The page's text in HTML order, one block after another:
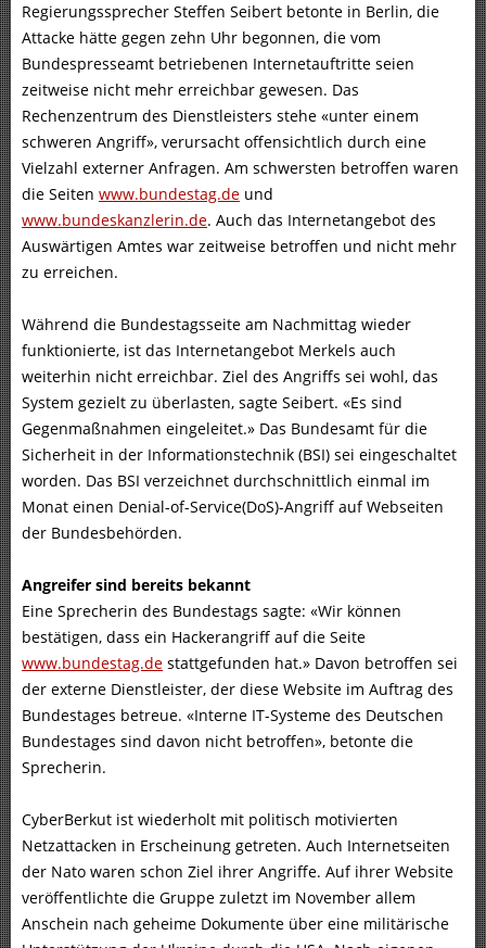
Regierungssprecher Steffen Seibert betonte in Berlin, die
Attacke hätte gegen zehn Uhr begonnen, die vom
Bundespresseamt betriebenen Internetauftritte seien
zeitweise nicht mehr erreichbar gewesen. Das
Rechenzentrum des Dienstleisters stehe «unter einem
schweren Angriff», verursacht offensichtlich durch eine
Vielzahl externer Anfragen. Am schwersten betroffen waren
die Seiten www.bundestag.de und
www.bundeskanzlerin.de. Auch das Internetangebot des
Auswärtigen Amtes war zeitweise betroffen und nicht mehr
zu erreichen.
Während die Bundestagsseite am Nachmittag wieder
funktionierte, ist das Internetangebot Merkels auch
weiterhin nicht erreichbar. Ziel des Angriffs sei wohl, das
System gezielt zu überlasten, sagte Seibert. «Es sind
Gegenmaßnahmen eingeleitet.» Das Bundesamt für die
Sicherheit in der Informationstechnik (BSI) sei eingeschaltet
worden. Das BSI verzeichnet durchschnittlich einmal im
Monat einen Denial-of-Service(DoS)-Angriff auf Webseiten
der Bundesbehörden.
Angreifer sind bereits bekannt
Eine Sprecherin des Bundestags sagte: «Wir können
bestätigen, dass ein Hackerangriff auf die Seite
www.bundestag.de stattgefunden hat.» Davon betroffen sei
der externe Dienstleister, der diese Website im Auftrag des
Bundestages betreue. «Interne IT-Systeme des Deutschen
Bundestages sind davon nicht betroffen», betonte die
Sprecherin.
CyberBerkut ist wiederholt mit politisch motivierten
Netzattacken in Erscheinung getreten. Auch Internetseiten
der Nato waren schon Ziel ihrer Angriffe. Auf ihrer Website
veröffentlichte die Gruppe zuletzt im November allem
Anschein nach geheime Dokumente über eine militärische